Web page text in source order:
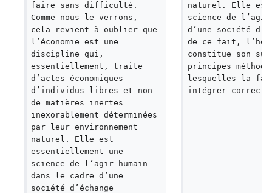
faire sans difficulté.
Comme nous le verrons,
cela revient à oublier que
l’économie est une
discipline qui,
essentiellement, traite
d’actes économiques
d’individus libres et non
de matières inertes
inexorablement déterminées
par leur environnement
naturel. Elle est
essentiellement une
science de l’agir humain
dans le cadre d’une
société d’échange
naturel. Elle est
science de
d’une société
de ce fait,
constitue son
principes
lesquelles la
intégrer